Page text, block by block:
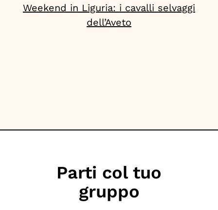
Weekend in Liguria: i cavalli selvaggi
dell’Aveto
Parti col tuo
gruppo